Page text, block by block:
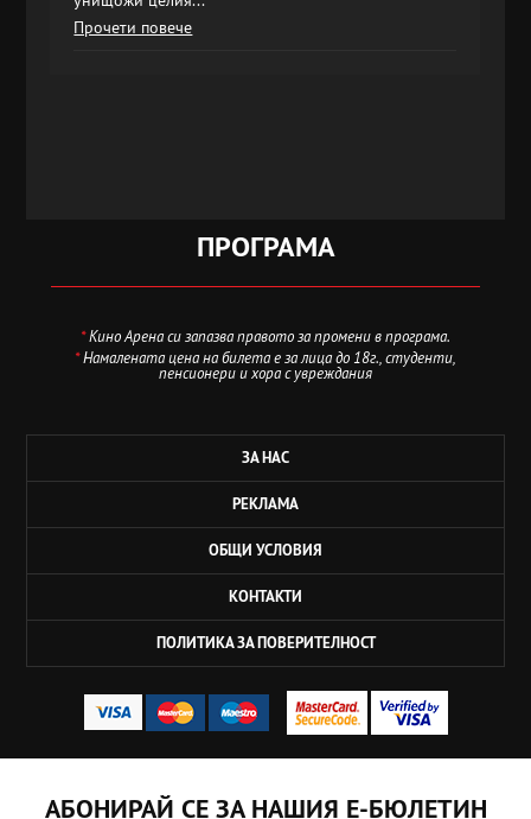
Прочети повече
ПРОГРАМА
*Кино Арена си запазва правото за промени в програма.
*Намалената цена на билета е за лица до 18г., студенти,
пенсионери и хора с увреждания
ЗА НАС
РЕКЛАМА
ОБЩИ УСЛОВИЯ
КОНТАКТИ
ПОЛИТИКА ЗА ПОВЕРИТЕЛНОСТ
АБОНИРАЙ СЕ ЗА НАШИЯ Е-БЮЛЕТИН